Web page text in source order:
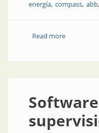
energía compass abb
Read moreabout